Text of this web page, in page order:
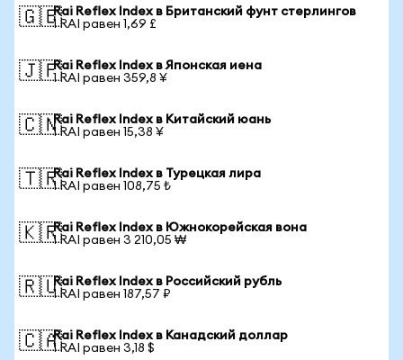
🇬🇧Rai Reflex Index в Британский фунт стерлингов
1 RAI равен 1,69 £
🇯🇵Rai Reflex Index в Японская иена
1 RAI равен 359,8 ¥
🇨🇳Rai Reflex Index в Китайский юань
1 RAI равен 15,38 ¥
🇹🇷Rai Reflex Index в Турецкая лира
1 RAI равен 108,75 ₺
🇰🇷Rai Reflex Index в Южнокорейская вона
1 RAI равен 3 210,05 ₩
🇷🇺Rai Reflex Index в Российский рубль
1 RAI равен 187,57 ₽
🇨🇦Rai Reflex Index в Канадский доллар
1 RAI равен 3,18 $